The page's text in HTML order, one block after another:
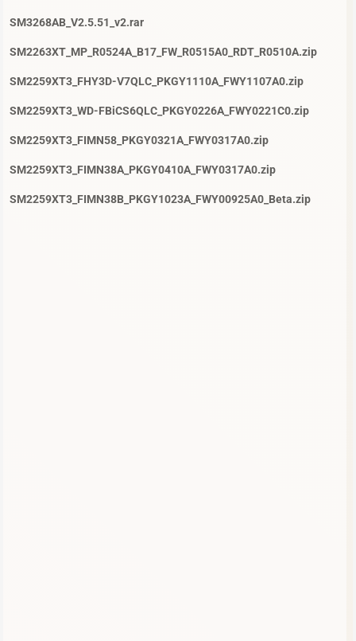
SM3268AB_V2.5.51_v2.rar
SM2263XT_MP_R0524A_B17_FW_R0515A0_RDT_R0510A.zip
SM2259XT3_FHY3D-V7QLC_PKGY1110A_FWY1107A0.zip
SM2259XT3_WD-FBiCS6QLC_PKGY0226A_FWY0221C0.zip
SM2259XT3_FIMN58_PKGY0321A_FWY0317A0.zip
SM2259XT3_FIMN38A_PKGY0410A_FWY0317A0.zip
SM2259XT3_FIMN38B_PKGY1023A_FWY00925A0_Beta.zip